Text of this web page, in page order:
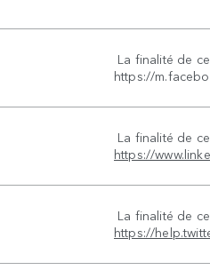
La finalité de
https://
La finalité de
https://
La finalité de
https://